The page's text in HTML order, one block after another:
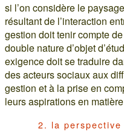
si l’on considère le
résultant de l’interaction
gestion doit tenir compte
double nature d’objet
exigence doit se traduire
des acteurs sociaux aux
gestion et à la prise en
leurs aspirations en
2. la perspective